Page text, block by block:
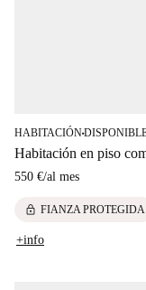
HABITACIÓN■
Habitación en piso
550 €/al mes
lock FIANZA PROTEGIDA
+info